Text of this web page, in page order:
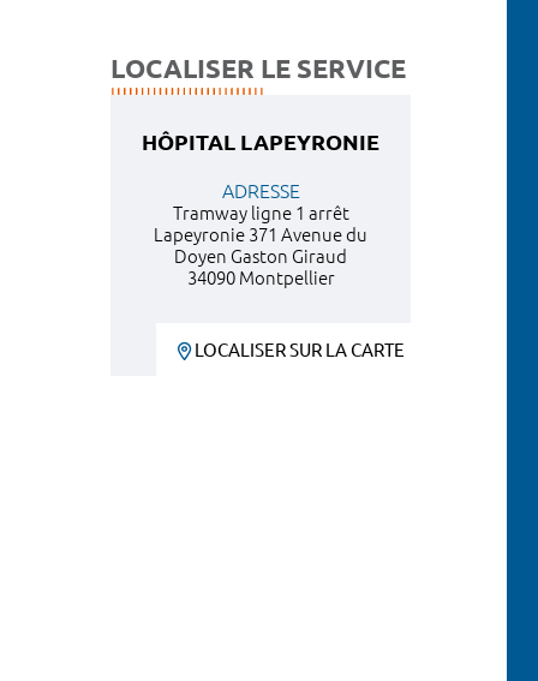
LOCALISER LE SERVICE
HÔPITAL LAPEYRONIE
ADRESSE
Tramway ligne 1 arrêt
Lapeyronie 371 Avenue du
Doyen Gaston Giraud
34090 Montpellier
LOCALISER SUR LA CARTE